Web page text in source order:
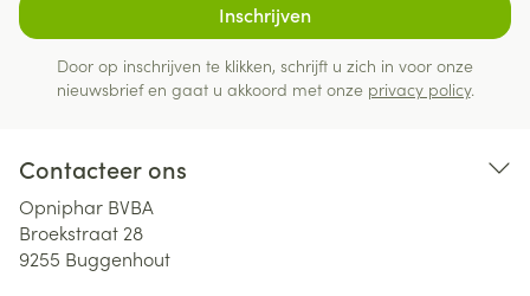
Inschrijven
Door op inschrijven te klikken, schrijft u zich in voor onze
nieuwsbrief en gaat u akkoord met onze privacy policy.
Contacteer ons
Opniphar BVBA
Broekstraat 28
9255 Buggenhout